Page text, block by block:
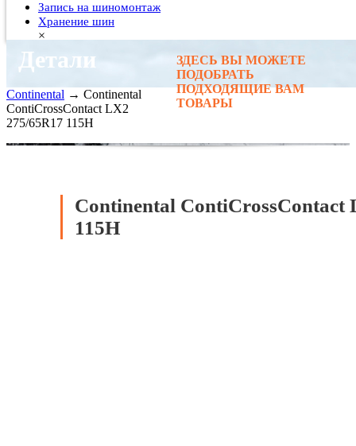
Запись на шиномонтаж
Хранение шин
×
Детали
ЗДЕСЬ ВЫ МОЖЕТЕ
ПОДОБРАТЬ
ПОДХОДЯЩИЕ ВАМ
ТОВАРЫ
Continental → Continental
ContiCrossContact LX2
275/65R17 115H
Continental ContiCrossContact
115H